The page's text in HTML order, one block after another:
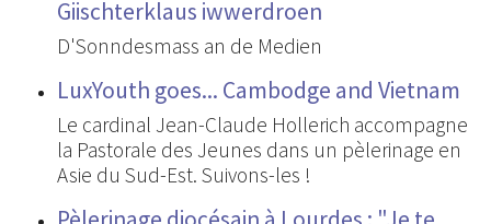
Giischterklaus iwwerdroen
D'Sonndesmass an de Medien
LuxYouth goes... Cambodge and Vietnam
Le cardinal Jean-Claude Hollerich accompagne
la Pastorale des Jeunes dans un pèlerinage en
Asie du Sud-Est. Suivons-les !